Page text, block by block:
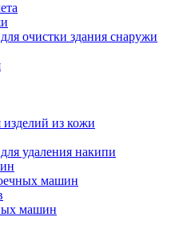
очистки здания снаружи
из кожи
удаления накипи
машин
машин